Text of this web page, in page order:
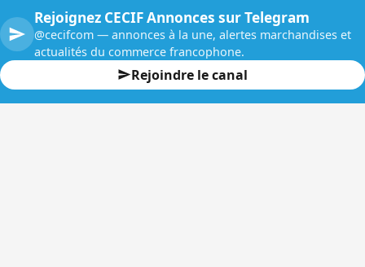
Rejoignez CECIF Annonces sur Telegram
@cecifcom — annonces à la une, alertes marchandises et
actualités du commerce francophone.
Rejoindre le canal